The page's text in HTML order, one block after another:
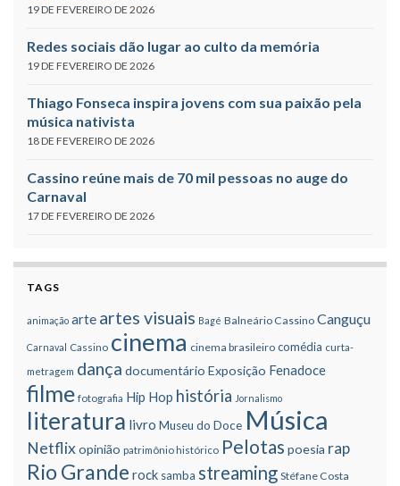
19 DE FEVEREIRO DE 2026
Redes sociais dão lugar ao culto da memória
19 DE FEVEREIRO DE 2026
Thiago Fonseca inspira jovens com sua paixão pela
música nativista
18 DE FEVEREIRO DE 2026
Cassino reúne mais de 70 mil pessoas no auge do
Carnaval
17 DE FEVEREIRO DE 2026
TAGS
animação arte artes visuais Bagé Balneário Cassino Canguçu
Carnaval Cassino cinema cinema brasileiro comédia curta-
metragem dança documentário Exposição Fenadoce
filme fotografia Hip Hop história Jornalismo
literatura livro Museu do Doce Música
Netflixopinião patrimônio histórico Pelotas poesia rap
Rio Grande rock samba streaming Stéfane Costa